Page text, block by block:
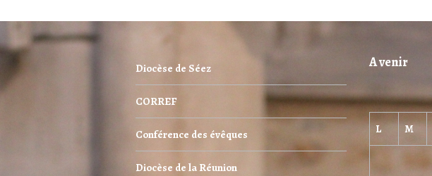
Diocèse de Séez
CORREF
Conférence des évêques
Diocèse de la Réunion
A venir
L M